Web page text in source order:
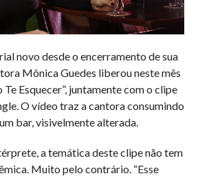
novo desde o encerramento de sua
Mônica Guedes liberou neste mês
Esquecer”, juntamente com o clipe
O vídeo traz a cantora consumindo
bar, visivelmente alterada.
a temática deste clipe não tem
Muito pelo contrário. “Esse